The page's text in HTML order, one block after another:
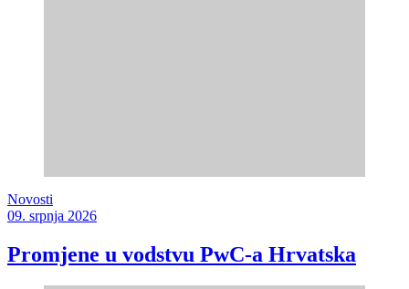
Novosti
09. srpnja 2026
Promjene u vodstvu PwC-a Hrvatska